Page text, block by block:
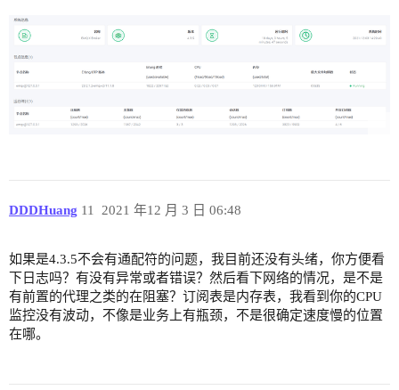
DDDHuang 2021 年12 月 3 日 06:48
11
如果是4.3.5不会有通配符的问题，我目前还没有头绪，你方便看
下日志吗？有没有异常或者错误？然后看下网络的情况，是不是
有前置的代理之类的在阻塞？订阅表是内存表，我看到你的CPU
监控没有波动，不像是业务上有瓶颈，不是很确定速度慢的位置
在哪。